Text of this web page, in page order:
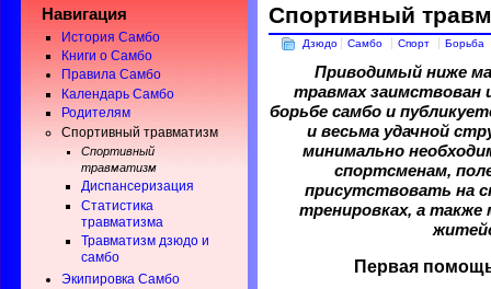
Навигация
История Самбо
Книги о Самбо
Правила Самбо
Календарь Самбо
Родителям
Спортивный травматизм
Спортивный
травматизм
Диспансеризация
Статистика
травматизма
Травматизм дзюдо и
самбо
Экипировка Самбо
Спортивный
Дзюдо Самбо Спорт Борьба
Приводимый ниже
травмах заимствован
борьбе самбо и
и весьма удачной
минимально
спортсменам,
присутствовать на
тренировках, а
Первая